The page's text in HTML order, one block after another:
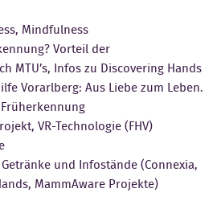
Mindfulness
Vorteil der
MTU’s, Infos zu Discovering Hands
Vorarlberg: Aus Liebe zum Leben.
VR-Technologie (FHV)
und Infostände (Connexia,
MammAware Projekte)